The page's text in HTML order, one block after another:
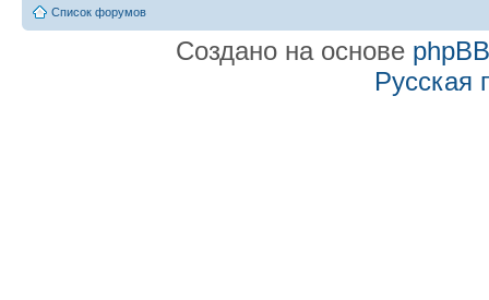
Список форумов
Создано на основе phpBB
Русская